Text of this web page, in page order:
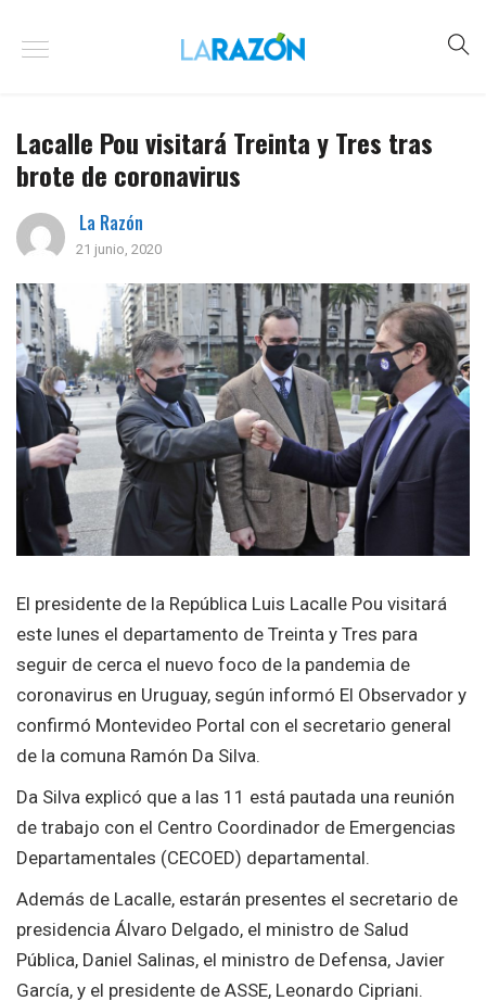
Lacalle Pou visitará Treinta y Tres tras
brote de coronavirus
La Razón
21 junio, 2020
El presidente de la República Luis Lacalle Pou visitará
este lunes el departamento de Treinta y Tres para
seguir de cerca el nuevo foco de la pandemia de
coronavirus en Uruguay, según informó El Observador y
confirmó Montevideo Portal con el secretario general
de la comuna Ramón Da Silva.
Da Silva explicó que a las 11 está pautada una reunión
de trabajo con el Centro Coordinador de Emergencias
Departamentales (CECOED) departamental.
Además de Lacalle, estarán presentes el secretario de
presidencia Álvaro Delgado, el ministro de Salud
Pública, Daniel Salinas, el ministro de Defensa, Javier
García, y el presidente de ASSE, Leonardo Cipriani.